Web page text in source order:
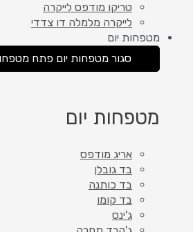
טריקו מודפס לייקרה
לייקרה מלמלה דו צדדי
מטפחות יום
סגור מטפחות יום פתח
מטפחות יום
אריג מודפס
בד גובלן
בד כותנה
בד קומו
ג'ינס